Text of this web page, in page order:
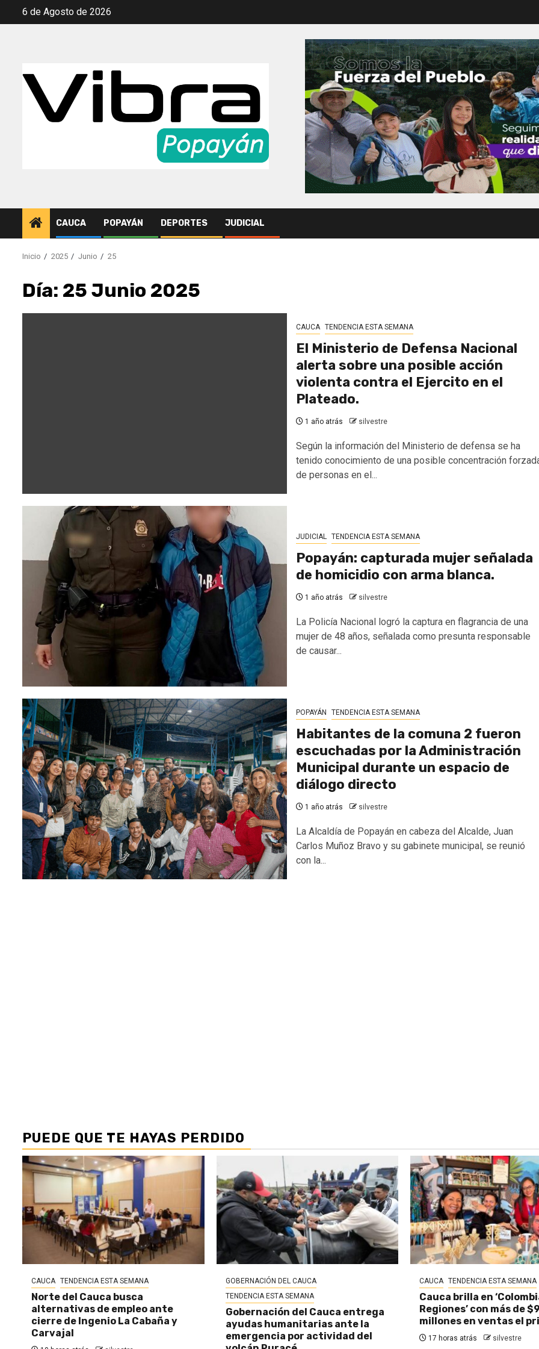
Saltar6 de Agosto de 2026
CAUCA POPAYÁN DEPORTES JUDICIAL
Inicio 2025 Junio 25
Día: 25 Junio 2025
CAUCA TENDENCIA ESTA SEMANA
El Ministerio de Defensa Nacional
alerta sobre una posible acción
violenta contra el Ejercito en el
Plateado.
1 año atrás silvestre
Según la información del Ministerio de defensa se ha
tenido conocimiento de una posible concentración
de personas en el...
JUDICIAL TENDENCIA ESTA SEMANA
Popayán: capturada mujer señalada
de homicidio con arma blanca.
1 año atrás silvestre
La Policía Nacional logró la captura en flagrancia de una
mujer de 48 años, señalada como presunta responsable
de causar...
POPAYÁN TENDENCIA ESTA SEMANA
Habitantes de la comuna 2 fueron
escuchadas por la Administración
Municipal durante un espacio de
diálogo directo
1 año atrás silvestre
La Alcaldía de Popayán en cabeza del Alcalde, Juan
Carlos Muñoz Bravo y su gabinete municipal, se reunió
con la...
PUEDE QUE TE HAYAS PERDIDO
CAUCA TENDENCIA ESTA SEMANA
Norte del Cauca busca
alternativas de empleo ante
cierre de Ingenio La Cabaña y
Carvajal
GOBERNACIÓN DEL CAUCA
TENDENCIA ESTA SEMANA
Gobernación del Cauca entrega
ayudas humanitarias ante la
emergencia por actividad del
CAUCA TENDENCIA ESTA SEMANA
Cauca brilla en
Regiones’ con más de
millones en ventas el
17 horas atrás silvestre